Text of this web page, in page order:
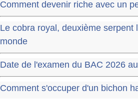
Comment devenir riche avec un
Le cobra royal, deuxième serpent
monde
Date de l'examen du BAC 2026
Comment s'occuper d'un bichon